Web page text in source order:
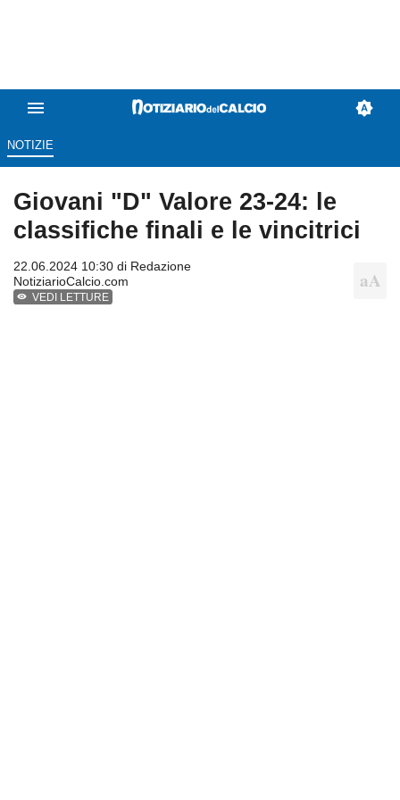
NOTIZIE
Giovani "D" Valore 23-24: le
classifiche finali e le vincitrici
22.06.2024 10:30 di Redazione
NotiziarioCalcio.com
VEDI LETTURE